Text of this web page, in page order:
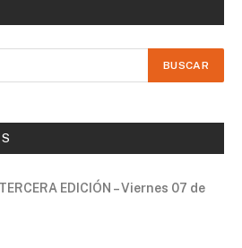
EDICIÓN – Viernes 07 de